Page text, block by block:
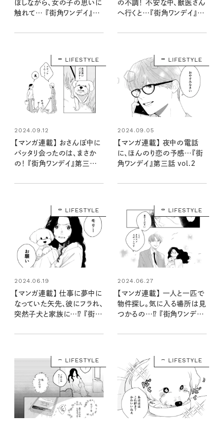
ぽしながら、女の子の思いに
触れて… 『街角ワンデイ』第
の不調！ 不安な中、獣医さん
へ行くと…『街角ワンデイ』第
LIFESTYLE
2024.09.12
【マンガ連載】 おさんぽ中に
バッタリ会ったのは、まさか
の！ 『街角ワンデイ』第三話
LIFESTYLE
2024.09.05
【マンガ連載】 夜中の電話
に、ほんのり恋の予感…『街
角ワンデイ』第三話 vol.2
LIFESTYLE
2024.06.19
【マンガ連載】 仕事に夢中に
なっていた矢先、彼にフラれ、
突然子犬と家族に…⁉ 『街角
LIFESTYLE
2024.06.27
【マンガ連載】 一人と一匹で
物件探し。気に入る場所は見
つかるの…⁉ 『街角ワンデイ』
LIFESTYLE LIFESTYLE